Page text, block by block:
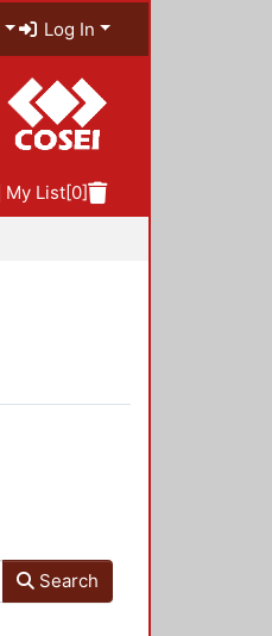
Log In
My List[0]
Search